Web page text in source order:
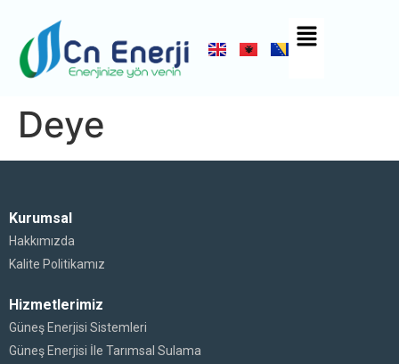
Deye
Kurumsal
Hakkımızda
Kalite Politikamız
Hizmetlerimiz
Güneş Enerjisi Sistemleri
Güneş Enerjisi İle Tarımsal Sulama